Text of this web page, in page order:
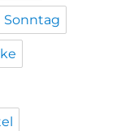
Sonntag